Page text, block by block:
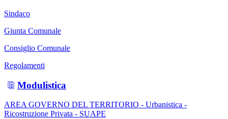
Sindaco
Giunta Comunale
Consiglio Comunale
Regolamenti
Modulistica
AREA GOVERNO DEL TERRITORIO - Urbanistica -
Ricostruzione Privata - SUAPE